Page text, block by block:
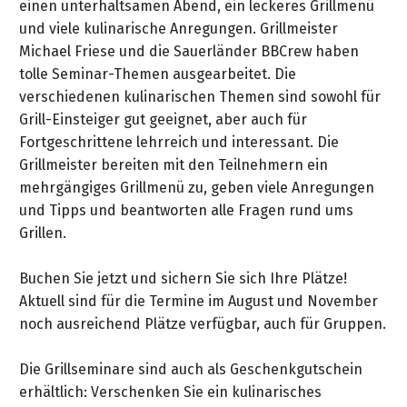
STIGA
Gartenbroschüre
Honda
Miimo-
Aktion
LUTZ
Betriebseinrichtung
2026
Honda
Aktionsmodelle
&
Traktoren
Husqvarna
Construction
KÄRCHER
Hochdruckreiniger
Comfort
Weber
Neuheiten-
Prospekt
METABO
Tracker
Weber
Grill-
Prospekt
anfordern
Marken
Videos
Kombi-
Systeme
Gras-
und
Heckenscheren
Wassertechnik
Sortiment
Marken
Ansprechpartner
Videos
Automower-
Experten
Videos
&
Werbespot
Kataloge
&
Prospekte
FAQ
/
Häufige
Fragen
MS
462
Profisäge
HUSQVARNA
572
XP
Motorsägen
Brennholzbearbeitung
Profi-
Forsttechnik
Ketten/Schienen
KÄRCHER
Geräte
Sortiment
Unsere
Marken
Ansprechpartner
Kataloge
&
Gas-
Grills
Weber
Elektro-
Grills
Weber
Pellet-
Grill
Zubehör
Saucen
Gewürze
Möbel
Edelstahl-
Möbel
Streckmetall-
Möbel
Holz-
&
Teak-
Lounge-
Möbel
Auflagen
/
E-
Bikes
&
Pedelecs
Fahrräder
Kinderräder
Spielgeräte
Go-
Karts
Motorroller
Motorroller
Spielgeräte
&
GoKarts
Werkzeug
&
Maschinen
Aktionen
Elektrowerkzeuge
Messtechnik
&
Workwear
Anhänger
Winter-
Inspektion
Zweirad
MotoMix
Reparaturannahme
Garantieabwicklung
Technische
Gase
Fachberatung
Kundenkarte
Geschenkgutschein
Lieferservice
&
Abholservice
Service-
Leistungen
Waschanlage
Nienburg
Fachmarkt
Garbsen
KÄRCHER
Center
in
Garbsen
Weg
zu
uns
deterding
+
im
Verkauf
...
in
der
Zweirad-
Technik
in
der
Service-
...
1a
Fachhändler
Partner
Links
Kontaktformular
Newsletter
Newsletter-
Archiv
Sitemap
/
AGB
AGB
Datenschutz-
Erklärung
einen unterhaltsamen Abend, ein leckeres Grillmenü
und viele kulinarische Anregungen. Grillmeister
Michael Friese und die Sauerländer BBCrew haben
tolle Seminar-Themen ausgearbeitet. Die
verschiedenen kulinarischen Themen sind sowohl für
Grill-Einsteiger gut geeignet, aber auch für
Fortgeschrittene lehrreich und interessant. Die
Grillmeister bereiten mit den Teilnehmern ein
mehrgängiges Grillmenü zu, geben viele Anregungen
und Tipps und beantworten alle Fragen rund ums
Grillen.
Buchen Sie jetzt und sichern Sie sich Ihre Plätze!
Aktuell sind für die Termine im August und November
noch ausreichend Plätze verfügbar, auch für Gruppen.
Die Grillseminare sind auch als Geschenkgutschein
erhältlich: Verschenken Sie ein kulinarisches